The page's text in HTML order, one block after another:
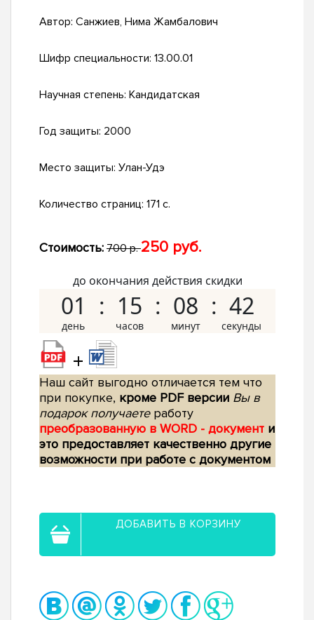
Автор: Санжиев, Нима Жамбалович
Шифр специальности: 13.00.01
Научная степень: Кандидатская
Год защиты: 2000
Место защиты: Улан-Удэ
Количество страниц: 171 с.
Стоимость: 700 р.250 руб.
до окончания действия скидки
01 15 08 41
+
Наш сайт выгодно отличается тем что
при покупке, кроме PDF версии Вы в
подарок получаетеработу
преобразованную в WORD - документ и
это предоставляет качественно другие
возможности при работе с документом
ДОБАВИТЬ В КОРЗИНУ